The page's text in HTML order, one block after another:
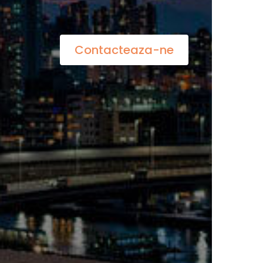
Contacteaza-ne